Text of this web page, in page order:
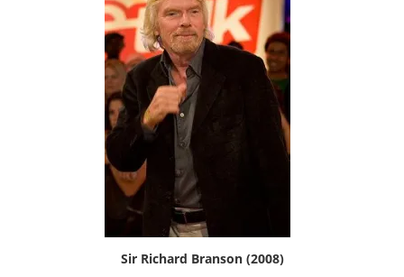
Sir Richard Branson (2008)